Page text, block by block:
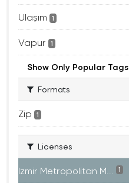
Ulaşım 1
Vapur 1
Show Only Popular Tags
Formats
Zip 1
Licenses
Izmir Metropolitan M... 1